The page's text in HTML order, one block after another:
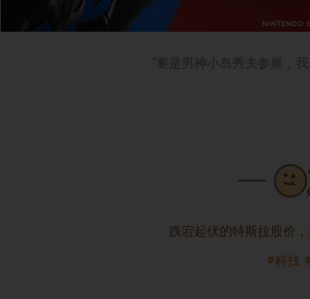
“要是男神小岛秀夫参展，
跌宕起伏的特斯拉股价
#科技